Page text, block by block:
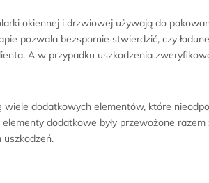
okiennej i drzwiowej używają do
pozwala bezspornie stwierdzić, czy
A w przypadku uszkodzenia
dodatkowych elementów, które
dodatkowe były przewożone
uszkodzeń.